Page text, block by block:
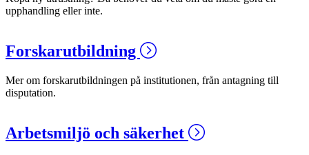
upphandling eller inte.
Forskarutbildning
Mer om forskarutbildningen på institutionen, från antagning till
disputation.
Arbetsmiljö och säkerhet